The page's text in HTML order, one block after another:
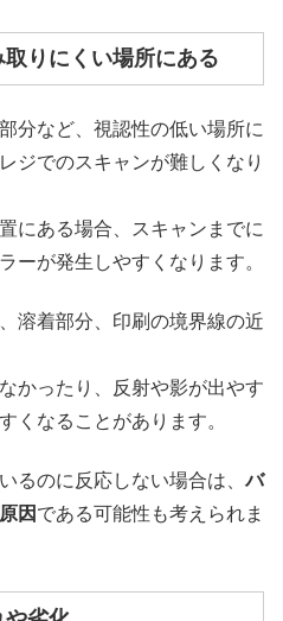
りにくい場所にある
分など、視認性の低い場所に
ジでのスキャンが難しくなり
にある場合、スキャンまでに
ーが発生しやすくなります。
溶着部分、印刷の境界線の近
かったり、反射や影が出やす
くなることがあります。
るのに反応しない場合は、バ
因 である可能性も考えられま